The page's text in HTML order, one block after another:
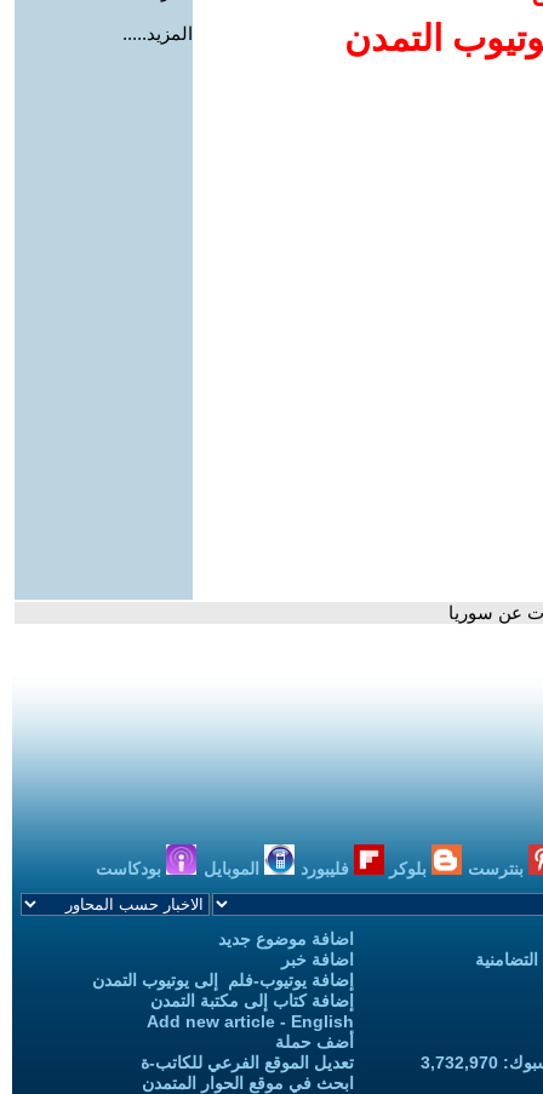
التمدن
المزيد.....
عن سوريا
بنترست بلوكر فليبورد الموبايل بودكاست
اضافة موضوع جديد
اضافة خبر
إضافة يوتيوب-فلم إلى يوتيوب التمدن
إضافة كتاب إلى مكتبة التمدن
Add new article - English
أضف حملة
تعديل الموقع الفرعي للكاتب-ة
ابحث في موقع الحوار المتمدن